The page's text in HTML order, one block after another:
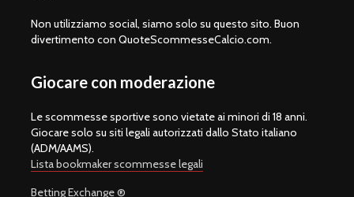
Non utilizziamo social, siamo solo su questo sito. Buon
divertimento con QuoteScommesseCalcio.com.
Giocare con moderazione
Le scommesse sportive sono vietate ai minori di 18 anni.
Giocare solo su siti legali autorizzati dallo Stato italiano
(ADM/AAMS).
Lista bookmaker scommesse legali
Betting Exchange ®